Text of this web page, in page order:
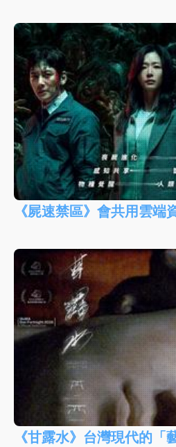
《屍速禁區》會共用雲端
《甘露水》台灣現代的「